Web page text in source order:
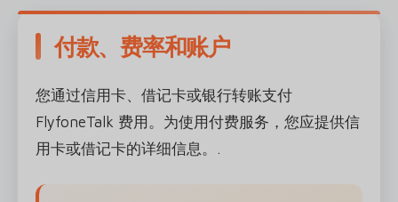
付款、费率和账户
您通过信用卡、借记卡或银行转账支付
FlyfoneTalk 费用。为使用付费服务，您应提供信
用卡或借记卡的详细信息。.